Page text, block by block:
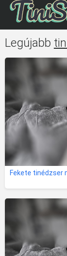
Legújabb
Fekete tinédzser